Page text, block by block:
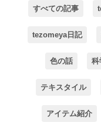
すべての記事
tezomeya日記
色の話 科
テキスタイル
アイテム紹介